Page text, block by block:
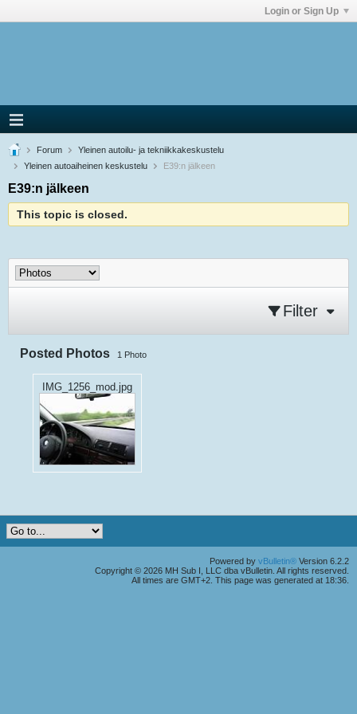
Login or Sign Up
Forum
Yleinen autoilu- ja tekniikkakeskustelu
Yleinen autoaiheinen keskustelu
E39:n jälkeen
E39:n jälkeen
This topic is closed.
Filter
Posted Photos 1 Photo
IMG_1256_mod.jpg
Powered by vBulletin® Version 6.2.2
Copyright © 2026 MH Sub I, LLC dba vBulletin. All rights reserved.
All times are GMT+2. This page was generated at 18:36.